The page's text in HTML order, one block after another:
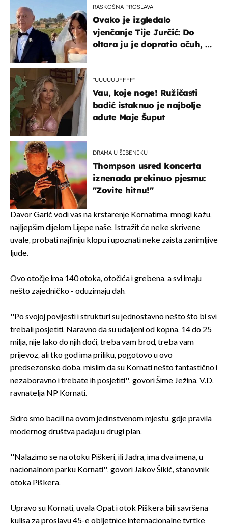
RASKOŠNA PROSLAVA
Ovako je izgledalo
vjenčanje Tije Jurčić: Do
oltara ju je dopratio očuh, a
"UUUUUUFFFF"
Vau, koje noge! Ružičasti
badić istaknuo je najbolje
adute Maje Šuput
DRAMA U ŠIBENIKU
Thompson usred koncerta
iznenada prekinuo pjesmu:
"Zovite hitnu!"
Davor Garić vodi vas na krstarenje Kornatima, mnogi kažu,
najljepšim dijelom Lijepe naše. Istražit će neke skrivene
uvale, probati najfiniju klopu i upoznati neke zaista zanimljive
ljude.
Ovo otočje ima 140 otoka, otočića i grebena, a svi imaju
nešto zajedničko - oduzimaju dah.
''Po svojoj povijesti i strukturi su jednostavno nešto što bi svi
trebali posjetiti. Naravno da su udaljeni od kopna, 14 do 25
milja, nije lako do njih doći, treba vam brod, treba vam
prijevoz, ali tko god ima priliku, pogotovo u ovo
predsezonsko doba, mislim da su Kornati nešto fantastično i
nezaboravno i trebate ih posjetiti'', govori Šime Ježina, V.D.
ravnatelja NP Kornati.
Sidro smo bacili na ovom jedinstvenom mjestu, gdje pravila
modernog društva padaju u drugi plan.
''Nalazimo se na otoku Piškeri, ili Jadra, ima dva imena, u
nacionalnom parku Kornati'', govori Jakov Šikić, stanovnik
otoka Piškera.
Upravo su Kornati, uvala Opat i otok Piškera bili savršena
kulisa za proslavu 45-e obljetnice internacionalne tvrtke